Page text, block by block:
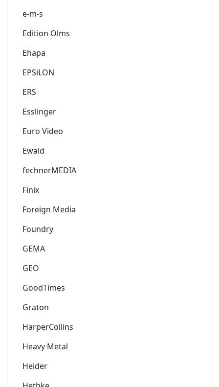
e-m-s
Edition Olms
Ehapa
EPSiLON
ERS
Esslinger
Euro Video
Ewald
fechnerMEDIA
Finix
Foreign Media
Foundry
GEMA
GEO
GoodTimes
Graton
HarperCollins
Heavy Metal
Heider